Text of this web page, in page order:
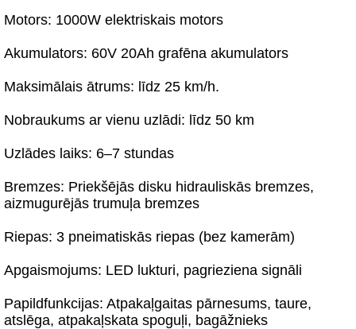
Motors: 1000W elektriskais motors
Akumulators: 60V 20Ah grafēna akumulators
Maksimālais ātrums: līdz 25 km/h.
Nobraukums ar vienu uzlādi: līdz 50 km
Uzlādes laiks: 6–7 stundas
Bremzes: Priekšējās disku hidrauliskās bremzes,
aizmugurējās trumuļa bremzes
Riepas: 3 pneimatiskās riepas (bez kamerām)
Apgaismojums: LED lukturi, pagrieziena signāli
Papildfunkcijas: Atpakaļgaitas pārnesums, taure,
atslēga, atpakaļskata spoguļi, bagāžnieks